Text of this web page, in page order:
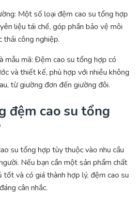
Một số loại đệm cao su tổng hợp
liệu tái chế, góp phần bảo vệ môi
thải công nghiệp.
mẫu mã: Đệm cao su tổng hợp có
và thiết kế, phù hợp với nhiều không
từ giường đơn đến giường đôi.
đệm cao su tổng
su tổng hợp tùy thuộc vào nhu cầu
Nếu bạn cần một sản phẩm chất
tốt và có giá thành hợp lý, đệm cao su
cân nhắc.